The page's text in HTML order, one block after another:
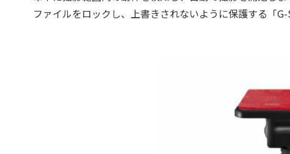
ファイルをロックし、上書きされないように保護する「